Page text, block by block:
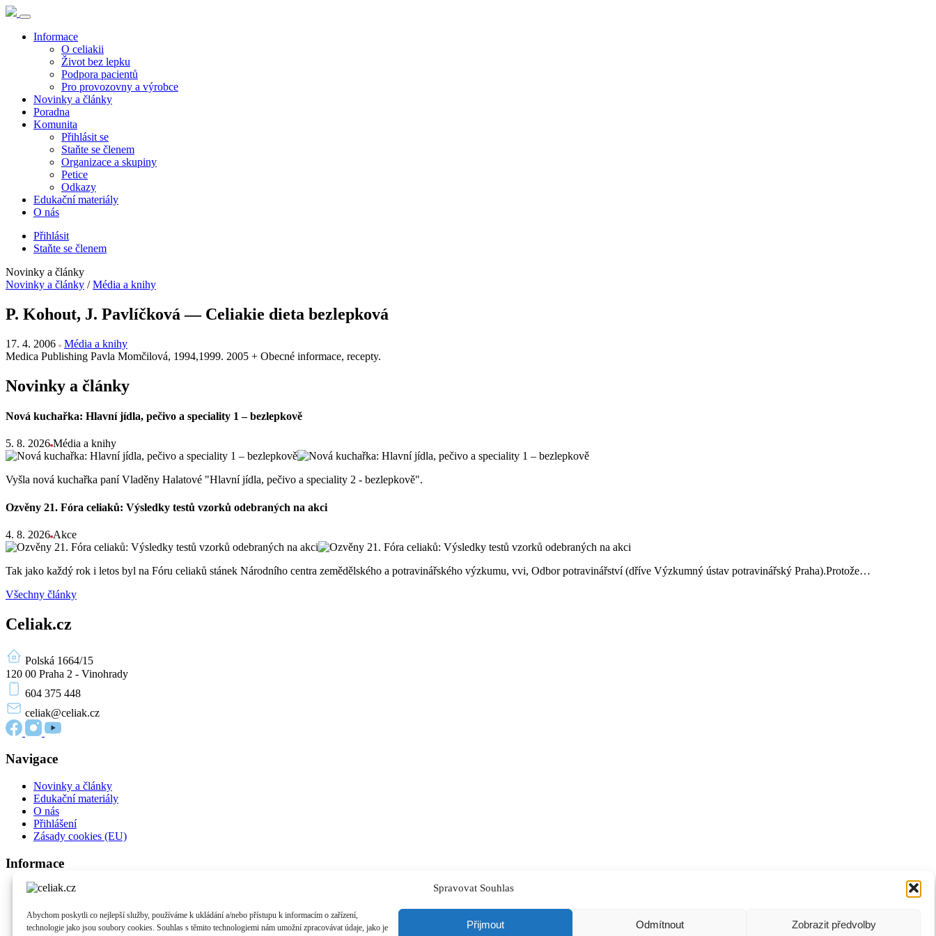
Spravovat Souhlas
Abychom poskytli co nejlepší služby, používáme k ukládání a/nebo přístupu k informacím o zařízení,
technologie jako jsou soubory cookies. Souhlas s těmito technologiemi nám umožní zpracovávat údaje, jako je
Přijmout Odmítnout Zobrazit předvolby
Informace
O celiakii
Život bez lepku
Podpora pacientů
Pro provozovny a výrobce
Novinky a články
Poradna
Komunita
Přihlásit se
Staňte se členem
Organizace a skupiny
Petice
Odkazy
Edukační materiály
O nás
Přihlásit
Staňte se členem
Novinky a články
Novinky a články / Média a knihy
P. Kohout, J. Pavlíčková — Celiakie dieta bezlepková
17. 4. 2006
Média a knihy
Medica Publishing Pavla Momčilová, 1994,1999. 2005 + Obecné informace, recepty.
Novinky a články
Nová kuchařka: Hlavní jídla, pečivo a speciality 1 – bezlepkově
5. 8. 2026 Média a knihy
Vyšla nová kuchařka paní Vladěny Halatové "Hlavní jídla, pečivo a speciality 2 - bezlepkově".
Ozvěny 21. Fóra celiaků: Výsledky testů vzorků odebraných na akci
4. 8. 2026 Akce
Tak jako každý rok i letos byl na Fóru celiaků stánek Národního centra zemědělského a potravinářského výzkumu, vvi, Odbor potravinářství (dříve Výzkumný ústav potravinářský Praha).Protože…
Všechny články
Celiak.cz
Polská 1664/15
120 00 Praha 2 - Vinohrady
604 375 448
celiak@celiak.cz
Navigace
Novinky a články
Edukační materiály
O nás
Přihlášení
Zásady cookies (EU)
Informace
O celiakii
Podpora pacientů
Pro provozovny a výrobce